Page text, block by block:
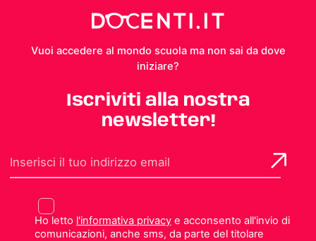
Vuoi accedere al mondo scuola ma non sai da dove
iniziare?
Iscriviti alla nostra
newsletter!
Ho letto l'informativa privacye acconsento all'invio di
comunicazioni, anche sms, da parte del titolare